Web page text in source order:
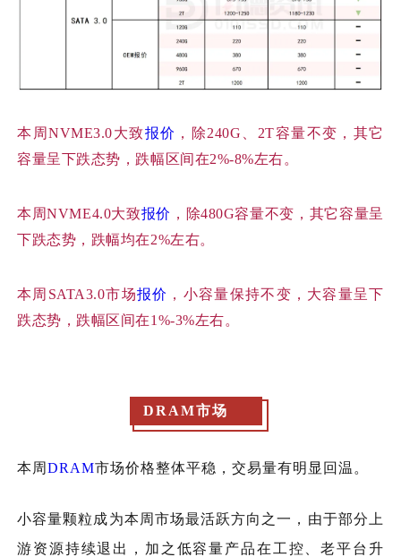
本周 NVME3.0大致报价 ，除240G、2T容量不变，其它
容量呈下跌态势，跌幅区间在2%-8%左右。
本周NVME4.0大致报价 ，除480G容量不变，其它容量呈
下跌态势，跌幅均在2%左右。
本周 SATA3.0市场报价 ，小容量保持不变，大容量呈下
跌态势，跌幅区间在1%-3%左右。
DRAM市场
本周DRAM市场价格整体平稳，交易量有明显回温。
小容量颗粒成为本周市场最活跃方向之一，由于部分上
游资源持续退出，加之低容量产品在工控、老平台升